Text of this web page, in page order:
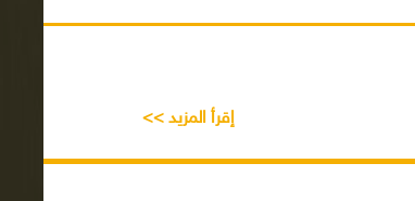
إقرأ المزيد >>